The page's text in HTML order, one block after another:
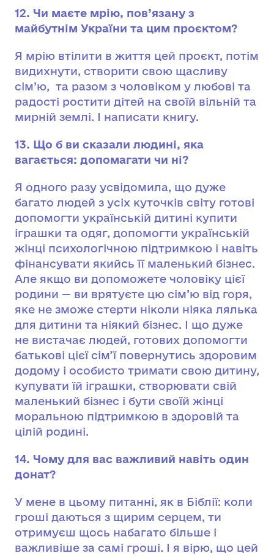
12. Чи маєте мрію, пов’язану з
майбутнім України та цим проєктом?
Я мрію втілити в життя цей проєкт, потім
видихнути, створити свою щасливу
сім’ю, та разом з чоловіком у любові та
радості ростити дітей на своїй вільній та
мирній землі. І написати книгу.
13. Що б ви сказали людині, яка
вагається: допомагати чи ні?
Я одного разу усвідомила, що дуже
багато людей з усіх куточків світу готові
допомогти українській дитині купити
іграшки та одяг, допомогти українській
жінці психологічною підтримкою і навіть
фінансувати якийсь її маленький бізнес.
Але якщо ви допоможете чоловіку цієї
родини — ви врятуєте цю сім’ю від горя,
яке не зможе стерти ніколи ніяка лялька
для дитини та ніякий бізнес. І що дуже
не вистачає людей, готових допомогти
батькові цієї сім’ї повернутись здоровим
додому і особисто тримати свою дитину,
купувати їй іграшки, створювати свій
маленький бізнес і бути своїй жінці
моральною підтримкою в здоровій та
цілій родині.
14. Чому для вас важливий навіть один
донат?
У мене в цьому питанні, як в Біблії: коли
гроші даються з щирим серцем, ти
отримуєш щось набагато більше і
важливіше за самі гроші. І я вірю, що цей